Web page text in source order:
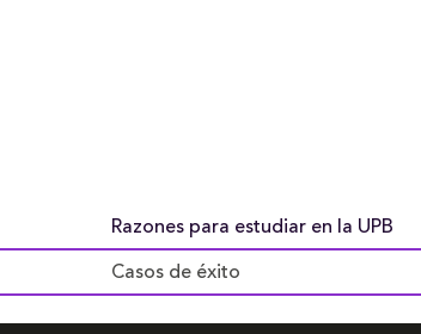
Razones para estudiar en la UPB
Casos de éxito